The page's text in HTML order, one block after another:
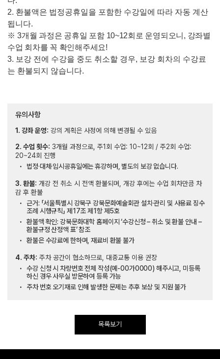
2. 환불액은 법정공휴일을 포함한 수강일에 따라 자동 계산
됩니다.
※ 3개 월 과정은 공휴일 포함 10~12회로 운영되오니 , 강좌별
수업 회차를 꼭 확인해주세요!
3. 보강 전에 수강을 중도 취소할 경우, 보강 회차의 수강료
는 환불되지 않습니다.
유의사항
1. 강좌 운영: 강의 계획은 사정에 의해 변경될 수 있음
2. 수업 횟수: 3개월 과정으로, 주1회 수업: 10~12회 / 주2회 수업:
20~24회 진행
법정·대체·임시공휴일에는 휴강하며, 별도의 보강 없습니다.
3. 환불: 개강 전 취소 시 전액 환불되며, 개강 후에는 수업 회차만큼 차
감 후 환불
근거: 「서울특별시 강북구 강북문화예술회관 설치·관리 및 사용료 징수
조례 시행규칙」 제17조 제1항 제5호
환불액 확인: 강북문화대학 홈페이지 ‘수강신청 – 취소 및 환불 안내 –
환불규정 산정액 표’ 참조
환불은 수강료에 한하며, 재료비 환불 불가
4. 주차: 주차 공간이 협소하므로, 대중교통 이용 권장
수강 신청 시 차량번호 전체 작성(예-00가0000) 해주시고, 미등록
하신 경우 사무실 방문하여 등록 가능
주차 번호 오기재로 인해 발생한 문제는 추후 보상 및 지원 불가
목록보기